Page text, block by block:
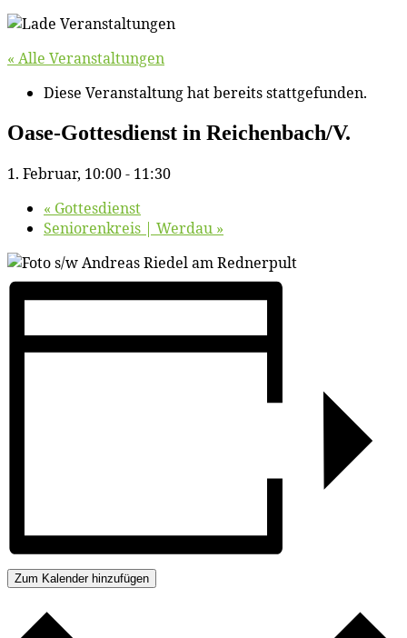
« Alle Veranstaltungen
Diese Veranstaltung hat bereits stattgefunden.
Oa­se-Got­tes­dienst in Reichenbach/​V.
1. Februar, 10:00- 11:30
« Got­tes­dienst
Se­nio­ren­kreis | Werdau »
Zum Kalender hinzufügen